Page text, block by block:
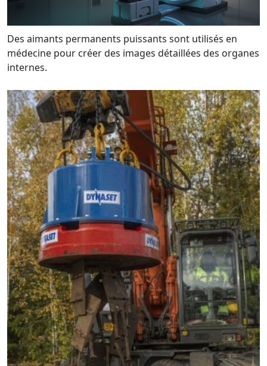
Des aimants permanents puissants sont utilisés en
médecine pour créer des images détaillées des organes
internes.